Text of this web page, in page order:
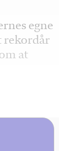
egne
rekordår
at